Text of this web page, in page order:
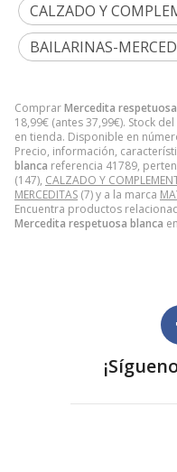
ComprarMercedita
18,99€ (antes37,99€). Stock
en tienda. Disponible en
Precio, información,
blanca referencia 41789,
(147), CALZADO Y
MERCEDITAS (7) y a la marca
Encuentra productos
Mercedita respetuosa blanca
CALZADO Y
BAILARINAS-